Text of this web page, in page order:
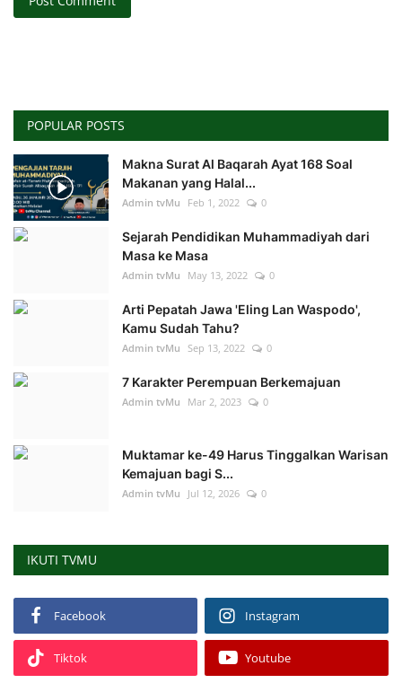
POPULAR POSTS
Makna Surat Al Baqarah Ayat 168 Soal
Makanan yang Halal...
Admin tvMu Feb 1, 2022 0
Sejarah Pendidikan Muhammadiyah dari
Masa ke Masa
Admin tvMu May 13, 2022 0
Arti Pepatah Jawa 'Eling Lan Waspodo',
Kamu Sudah Tahu?
Admin tvMu Sep 13, 2022 0
7 Karakter Perempuan Berkemajuan
Admin tvMu Mar 2, 2023 0
Muktamar ke-49 Harus Tinggalkan Warisan
Kemajuan bagi S...
Admin tvMu Jul 12, 2026 0
IKUTI TVMU
Facebook Instagram
Tiktok Youtube